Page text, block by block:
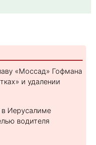
«Моссад» Гофмана
и удалении
в Иерусалиме
водителя